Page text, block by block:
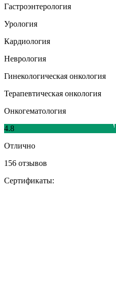
Гастроэнтерология
Урология
Кардиология
Неврология
Гинекологическая онкология
Терапевтическая онкология
Онкогематология
4.8
Отлично
156 отзывов
Сертификаты: